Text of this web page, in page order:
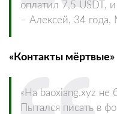
оплатил 7,5 USDT,
– Алексей, 34 года,
«Контакты мёртвые»
«На baoxiang.xyz не
Пытался писать в